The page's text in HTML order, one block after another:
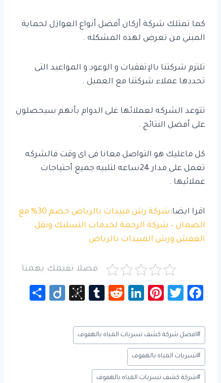
كما تمتلك شركة أركان أفضل أنواع العوازل لحماية
المبني من تعرض لهذه المشكله .
تلتزم شركتنا بالإتفقيات و الوعود و المواعيد التى
تحددها عملاء شركتنا مع العميل .
تتوعد الشركه لعملائها غلى الدوام بأنهم سيحصلون
على أفضل النتائج .
كل ماعليك هو التواصل معانا فى اى وقت فالشركه
تعمل على مدار 24ساعه لتلبيه جميع أحتياجات
عملائيها .
اقرا ايضا:
شركة رش مبيدات بالرياض خصم 30% مع
الضمان – شركة الرحمة لخدمات التسليك ونقل
العفش ورش المبيدات بالرياض
فضلا تقيمك يهمنا
Fa
e
b
o
ok
T
tt
er
Pi
er
es
t
Li
e
dI
d
di
Tu
bl
r
Bi
Di
وسوم
المقال:
#افضل شركة كشف تسربات المياه بالهفوف
#تسربات المياه بالهفوف
#شركة كشف تسربات المياه بالهفوف